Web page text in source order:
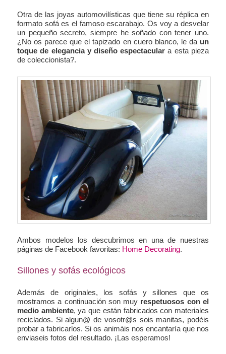
Otra de las joyas automovilísticas que tiene su réplica en
formato sofá es el famoso escarabajo. Os voy a desvelar
un pequeño secreto, siempre he soñado con tener uno.
¿No os parece que el tapizado en cuero blanco, le da un
toque de elegancia y diseño espectacular a esta pieza
de coleccionista?.
Ambos modelos los descubrimos en una de nuestras
páginas de Facebook favoritas: Home Decorating.
Sillones y sofás ecológicos
Además de originales, los sofás y sillones que os
mostramos a continuación son muy respetuosos con el
medio ambiente, ya que están fabricados con materiales
reciclados. Si algun@ de vosotr@s sois manitas, podéis
probar a fabricarlos. Si os animáis nos encantaría que nos
enviaseis fotos del resultado. ¡Las esperamos!